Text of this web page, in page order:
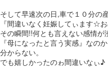
そして早速次の日,車で１０分の
『間違いなく妊娠してぃます☆
その瞬間!!何とも言えない感情が
『母になったと言う実感』なの
分からない。
でも嬉しかったのゎ間違いなぃ♪